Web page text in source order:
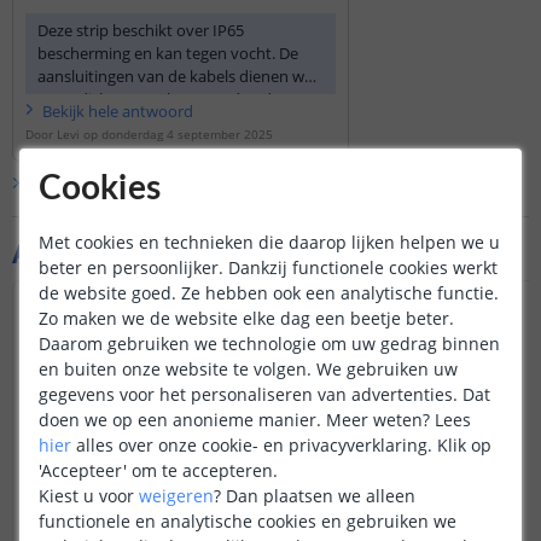
Aanvullende producten
NIEUW
Deze strip beschikt over IP65
bescherming en kan tegen vocht. De
aansluitingen van de kabels dienen wel
waterdicht gemaakt te worden door
middel van krimpkousjes. De adapter
en besturing van de strip zijn
vocht/water.
Bekijk hele antwoord
Door Levi op donderdag 4 september 2025
Bekijk alle Vraag & antwoord
Cookies
Met cookies en technieken die daarop lijken helpen we u
beter en persoonlijker. Dankzij functionele cookies werkt
de website goed. Ze hebben ook een analytische functie.
Zo maken we de website elke dag een beetje beter.
Daarom gebruiken we technologie om uw gedrag binnen
en buiten onze website te volgen. We gebruiken uw
gegevens voor het personaliseren van advertenties. Dat
doen we op een anonieme manier. Meer weten? Lees
hier alles over onze cookie- en privacyverklaring. Klik op
'Accepteer' om te accepteren.
Kiest u voor weigeren? Dan plaatsen we alleen
functionele en analytische cookies en gebruiken we